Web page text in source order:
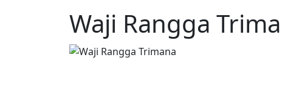
Waji Rangga